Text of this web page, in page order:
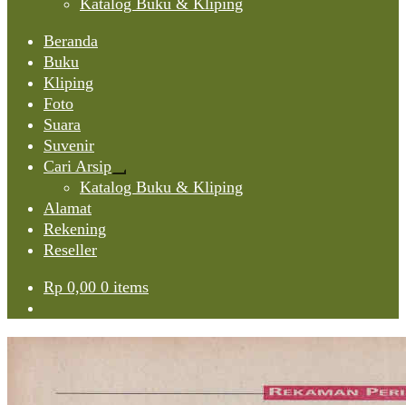
Katalog Buku & Kliping
Beranda
Buku
Kliping
Foto
Suara
Suvenir
Cari Arsip
Expand
child
Katalog Buku & Kliping
Alamat
Rekening
Reseller
Rp 0,00 0 items